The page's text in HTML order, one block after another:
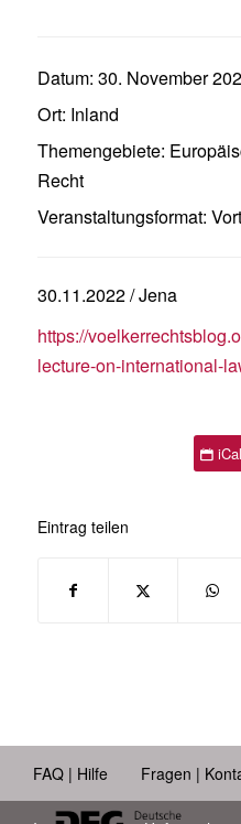
Datum: 30. November
Ort: Inland
Themengebiete:
Recht
Veranstaltungsformat:
30.11.2022 / Jena
https://
lecture-on-international-
Eintrag teilen
FAQ | Hilfe Fragen |